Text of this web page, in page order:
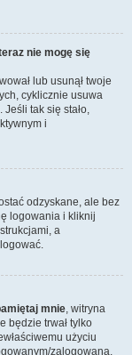
nie mogę się
lub usunął twoje
cyklicznie usuwa
tak się stało,
i
odzyskane, ale bez
logowania i kliknij
a
mnie, witryna
będzie trwał tylko
użyciu
zalogowaną,